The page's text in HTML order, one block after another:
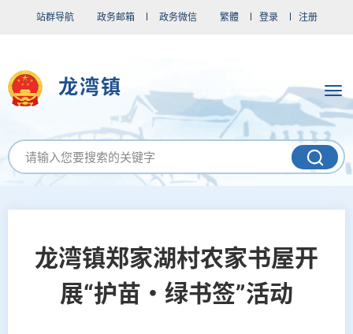
站群导航 政务邮箱 政务微信 繁體 登录 注册
龙湾镇
龙湾镇郑家湖村农家书屋开
展“护苗・绿书签”活动